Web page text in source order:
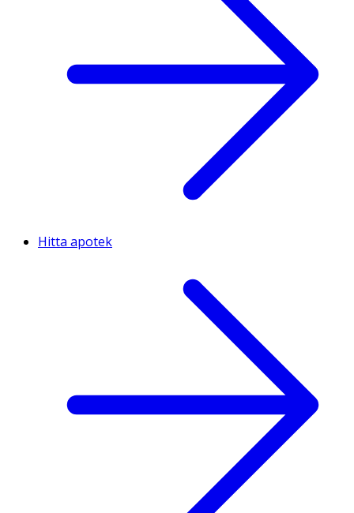
Hitta apotek